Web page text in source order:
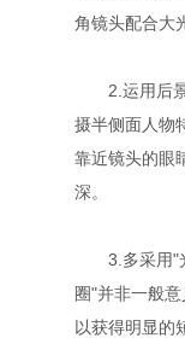
角镜头配合大光
2.运用后景深
摄半侧面人物特
靠近镜头的眼睛
深。
3.多采用"光圈
圈"并非一般意
以获得明显的短